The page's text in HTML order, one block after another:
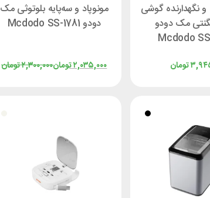
نگهدارنده گوشی
مک دودو
Mcdodo
تومان
مونوپاد و سه‌پایه بلوتوثی مک
دودو Mcdodo SS-1781
تومان۲,۳۰۰,۰۰۰تومان۲,۰۳۵,۰۰۰